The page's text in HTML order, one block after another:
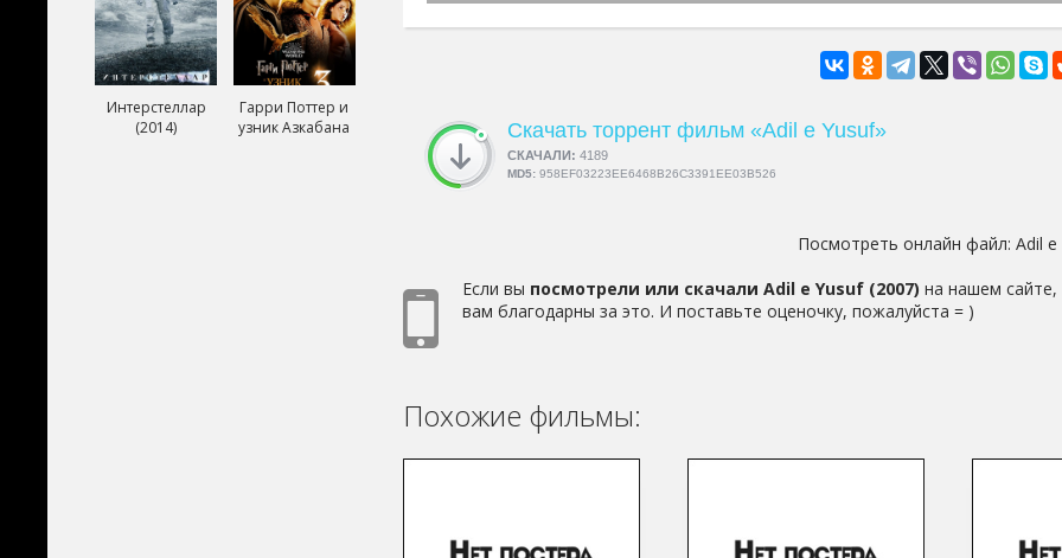
Скачать торрент фильм «Adil e Yusuf»
СКАЧАЛИ: 4189
MD5: 958EF03223EE6468B26C3391EE03B526
Посмотреть онлайн файл: Adil e
Если вы посмотрели или скачали Adil e Yusuf (2007) на нашем
вам благодарны за это. И поставьте оценочку, пожалуйста = )
Похожие фильмы:
Интерстеллар
(2014)
Гарри Поттер и
узник Азкабана